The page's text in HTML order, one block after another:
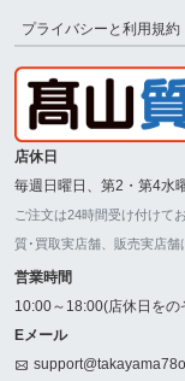
プライバシーと利用規約
店休日
毎週日曜日、第2・第4水
ご注文は24時間受け付けて
質･買取実店舗、販売実店舗
営業時間
10:00～18:00(店休日をの
Eメール